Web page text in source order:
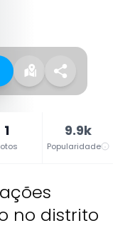
1 9.9k
Popularidade
no distrito